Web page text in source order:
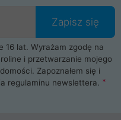
Zapisz się
16 lat. Wyrażam zgodę na
i przetwarzanie mojego
Zapoznałem się i
regulaminu newslettera.